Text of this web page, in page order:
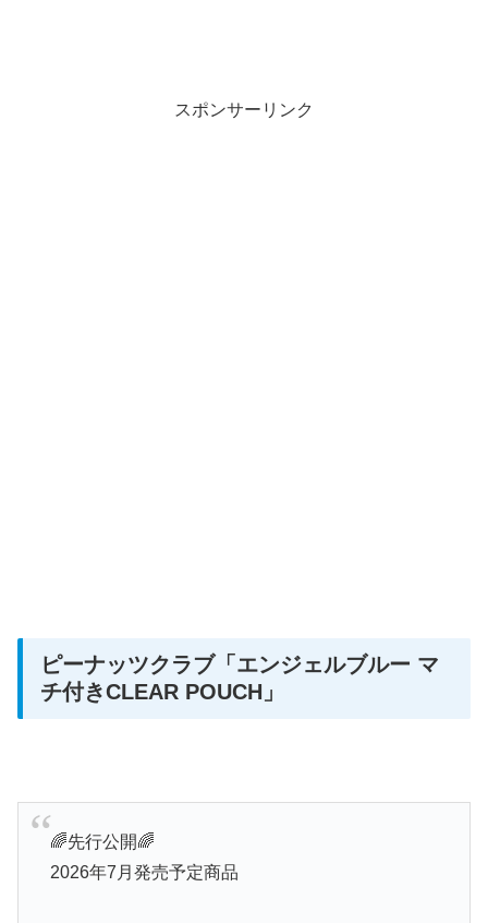
スポンサーリンク
ピーナッツクラブ「エンジェルブルー マ
チ付きCLEAR POUCH」
🌈先行公開🌈
2026年7月発売予定商品